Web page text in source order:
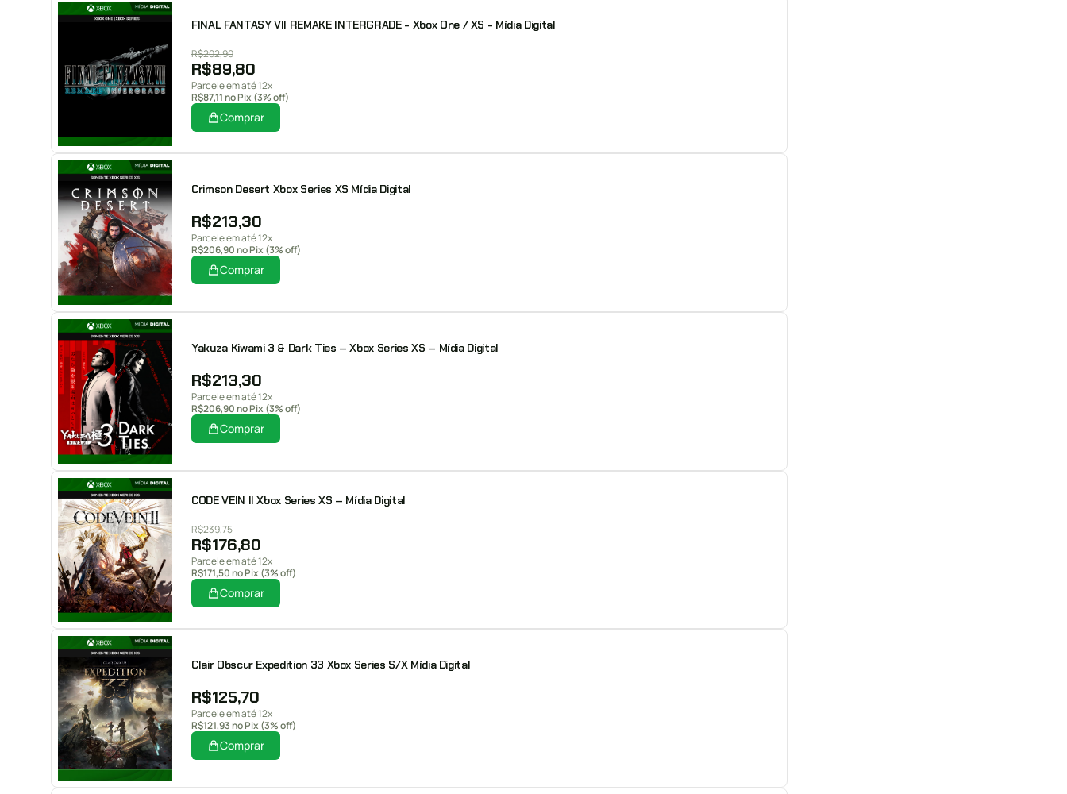
FINAL FANTASY VII REMAKE INTERGRADE - Xbox One / XS - Mídia Digital
R$202,90
R$89,80
Parcele em até 12x
R$87,11no Pix (3% off)
Comprar
Crimson Desert Xbox Series XS Mídia Digital
R$213,30
Parcele em até 12x
R$206,90no Pix (3% off)
Comprar
Yakuza Kiwami 3 & Dark Ties – Xbox Series XS – Mídia Digital
R$213,30
Parcele em até 12x
R$206,90no Pix (3% off)
Comprar
CODE VEIN II Xbox Series XS – Mídia Digital
R$239,75
R$176,80
Parcele em até 12x
R$171,50no Pix (3% off)
Comprar
Clair Obscur Expedition 33 Xbox Series S/X Mídia Digital
R$125,70
Parcele em até 12x
R$121,93no Pix (3% off)
Comprar